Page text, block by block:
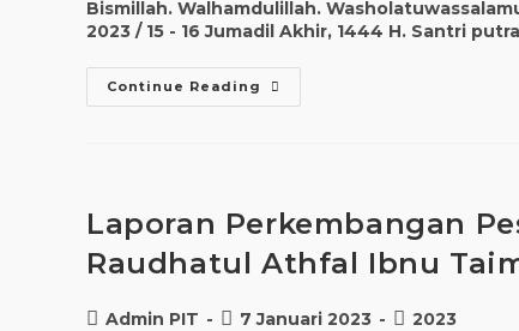
Bismillah. Walhamdulillah.
2023 / 15 - 16 Jumadil Akhir, 1444 H. Santri
Continue Reading
Laporan Perkembangan
Raudhatul Athfal Ibnu
Admin PIT 7 Januari 2023 2023